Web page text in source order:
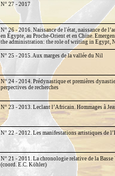
N° 27 - 2017
N° 26 - 2016. Naissance de l'état, naissance de
en Égypte, au Proche-Orient et en Chine.
the administration: the role of writing in Egypt,
N° 25 - 2015. Aux marges de la vallée du Nil
N° 24 - 2014. Prédynastique et premières
perpectives de recherches
N° 23 - 2013. Leclant l’Africain. Hommages à
N° 22 - 2012. Les manifestations artistiques de
N° 21 - 2011. La chronologie relative de la
(coord. E.C. Köhler)